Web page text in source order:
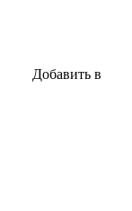
Добавить в